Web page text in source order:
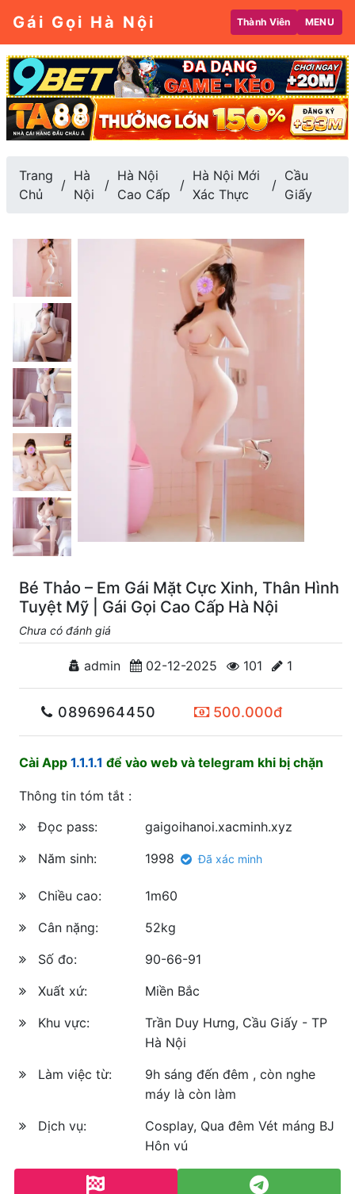
Gái Gọi Hà Nội Thành Viên MENU
Trang
Chủ
Hà
Nội
Hà Nội
Cao Cấp
Hà Nội Mới
Xác Thực
Cầu
Giấy
Bé Thảo – Em Gái Mặt Cực Xinh, Thân Hình
Tuyệt Mỹ | Gái Gọi Cao Cấp Hà Nội
Chưa có đánh giá
admin 02-12-2025 101 1
0896964450 500.000đ
Cài App 1.1.1.1 để vào web và telegram khi bị chặn
Thông tin tóm tắt :
Đọc pass:
gaigoihanoi.xacminh.xyz
Năm sinh:
1998 Đã xác minh
Chiều cao:
1m60
Cân nặng:
52kg
Số đo:
90-66-91
Xuất xứ:
Miền Bắc
Khu vực:
Trần Duy Hưng, Cầu Giấy - TP
Hà Nội
Làm việc từ:
9h sáng đến đêm , còn nghe
máy là còn làm
Dịch vụ:
Cosplay, Qua đêm Vét máng BJ
Hôn vú